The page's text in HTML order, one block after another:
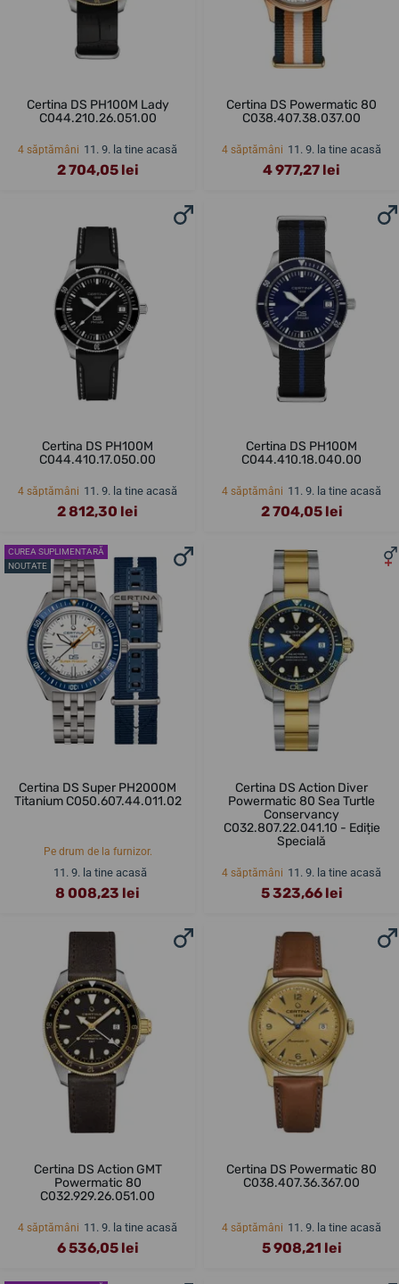
Certina DS PH100M Lady
C044.210.26.051.00
4 săptămâni 11. 9. la tine acasă
2 704,05 lei
Certina DS Powermatic 80
C038.407.38.037.00
4 săptămâni 11. 9. la tine acasă
4 977,27 lei
Certina DS PH100M
C044.410.17.050.00
4 săptămâni 11. 9. la tine acasă
2 812,30 lei
Certina DS PH100M
C044.410.18.040.00
4 săptămâni 11. 9. la tine acasă
2 704,05 lei
CUREA SUPLIMENTARĂ
NOUTATE
Certina DS Super PH2000M
Titanium C050.607.44.011.02
Pe drum de la furnizor.
11. 9. la tine acasă
8 008,23 lei
Certina DS Action Diver
Powermatic 80 Sea Turtle
Conservancy
C032.807.22.041.10 - Ediție
Specială
4 săptămâni 11. 9. la tine acasă
5 323,66 lei
Certina DS Action GMT
Powermatic 80
C032.929.26.051.00
4 săptămâni 11. 9. la tine acasă
6 536,05 lei
Certina DS Powermatic 80
C038.407.36.367.00
4 săptămâni 11. 9. la tine acasă
5 908,21 lei